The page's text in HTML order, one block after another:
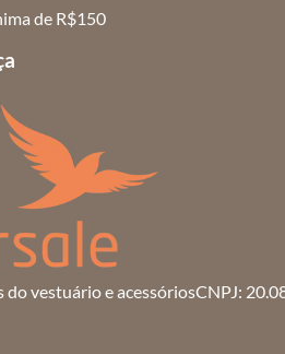
de R$150
do vestuário e acessóriosCNPJ: